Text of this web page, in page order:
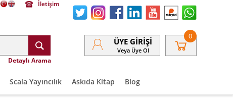
İletişim
Detaylı Arama
ÜYE GIRIŞI
Veya Üye Ol
0
Scala Yayıncılık Askıda Kitap Blog